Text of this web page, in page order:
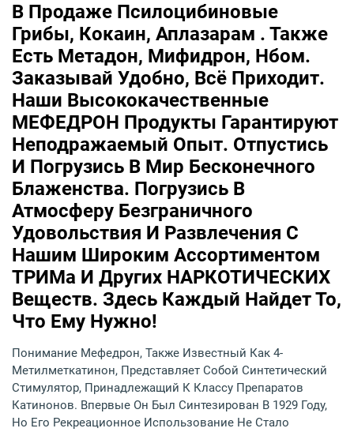
В Продаже Псилоцибиновые
Грибы, Кокаин, Аплазарам . Также
Есть Метадон, Мифидрон, Нбом.
Заказывай Удобно, Всё Приходит.
Наши Высококачественные
МЕФЕДРОН Продукты Гарантируют
Неподражаемый Опыт. Отпустись
И Погрузись В Мир Бесконечного
Блаженства. Погрузись В
Атмосферу Безграничного
Удовольствия И Развлечения С
Нашим Широким Ассортиментом
ТРИМа И Других НАРКОТИЧЕСКИХ
Веществ. Здесь Каждый Найдет То,
Что Ему Нужно!
Понимание Мефедрон, Также Известный Как 4-
Метилметкатинон, Представляет Собой Синтетический
Стимулятор, Принадлежащий К Классу Препаратов
Катинонов. Впервые Он Был Синтезирован В 1929 Году,
Но Его Рекреационное Использование Не Стало